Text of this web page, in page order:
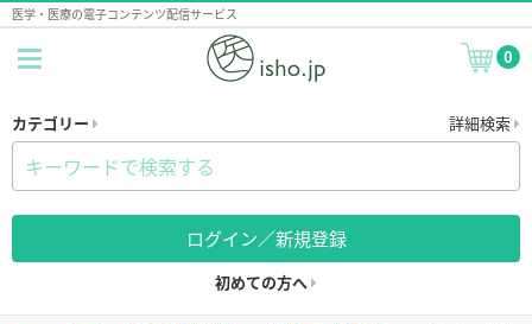
医学・医療の電子コンテンツ配信サービス
0
カテゴリー 詳細検索
ログイン／新規登録
初めての方へ